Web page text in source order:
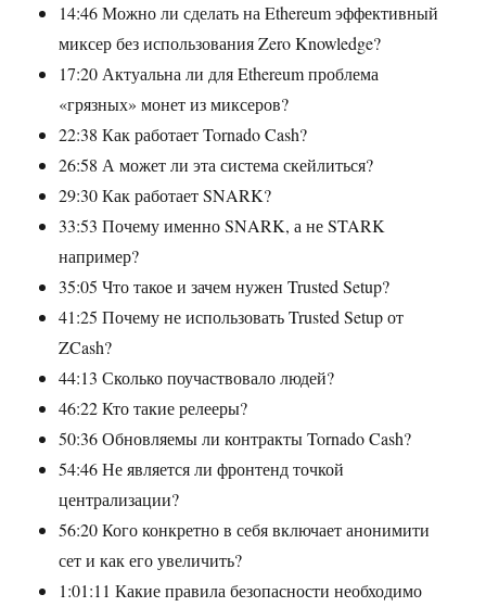
14:46 Можно ли сделать на Ethereum эффективный
миксер без использования Zero Knowledge?
17:20 Актуальна ли для Ethereum проблема
«грязных» монет из миксеров?
22:38 Как работает Tornado Cash?
26:58 А может ли эта система скейлиться?
29:30 Как работает SNARK?
33:53 Почему именно SNARK, а не STARK
например?
35:05 Что такое и зачем нужен Trusted Setup?
41:25 Почему не использовать Trusted Setup от
ZCash?
44:13 Сколько поучаствовало людей?
46:22 Кто такие релееры?
50:36 Обновляемы ли контракты Tornado Cash?
54:46 Не является ли фронтенд точкой
централизации?
56:20 Кого конкретно в себя включает анонимити
сет и как его увеличить?
1:01:11 Какие правила безопасности необходимо